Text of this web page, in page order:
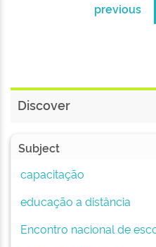
previous
Discover
Subject
capacitação
educação a distância
Encontro nacional de